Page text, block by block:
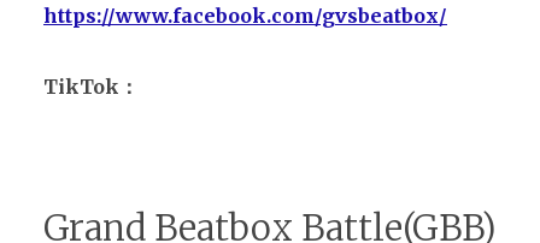
https://www.facebook.com/gvsbeatbox/
TikTok：
Grand Beatbox Battle(GBB)